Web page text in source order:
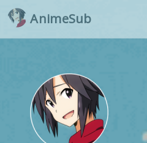
AnimeSub